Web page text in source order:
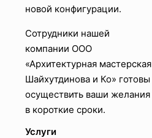
новой конфигурации.
Сотрудники нашей
компании ООО
«Архитектурная мастерская
Шайхутдинова и Ко» готовы
осуществить ваши желания
в короткие сроки.
Услуги